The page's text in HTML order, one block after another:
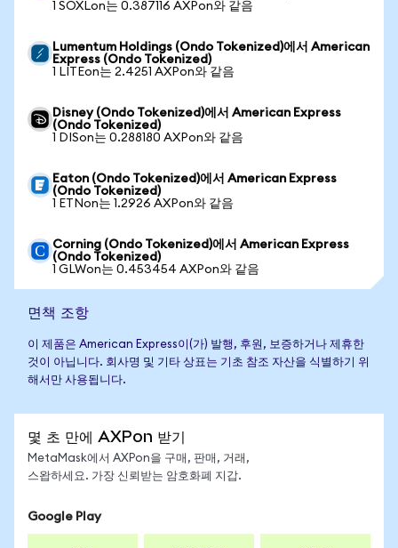
1 SOXLon는 0.387116 AXPon와 같음
Lumentum Holdings (Ondo Tokenized)에서 American
Express (Ondo Tokenized)
1 LITEon는 2.4251 AXPon와 같음
Disney (Ondo Tokenized)에서 American Express
(Ondo Tokenized)
1 DISon는 0.288180 AXPon와 같음
Eaton (Ondo Tokenized)에서 American Express
(Ondo Tokenized)
1 ETNon는 1.2926 AXPon와 같음
Corning (Ondo Tokenized)에서 American Express
(Ondo Tokenized)
1 GLWon는 0.453454 AXPon와 같음
면책 조항
이 제품은 American Express이(가) 발행, 후원, 보증하거나 제휴한
것이 아닙니다. 회사명 및 기타 상표는 기초 참조 자산을 식별하기 위
해서만 사용됩니다.
몇 초 만에 AXPon 받기
MetaMask에서 AXPon을 구매, 판매, 거래,
스왑하세요. 가장 신뢰받는 암호화폐 지갑.
Google Play